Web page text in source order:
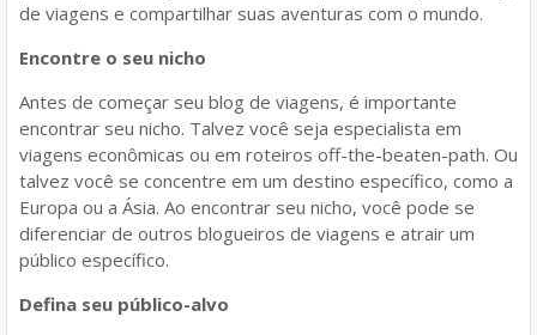
de viagens e compartilhar suas aventuras com o mundo.
Encontre o seu nicho
Antes de começar seu blog de viagens, é importante
encontrar seu nicho. Talvez você seja especialista em
viagens econômicas ou em roteiros off-the-beaten-path. Ou
talvez você se concentre em um destino específico, como a
Europa ou a Ásia. Ao encontrar seu nicho, você pode se
diferenciar de outros blogueiros de viagens e atrair um
público específico.
Defina seu público-alvo